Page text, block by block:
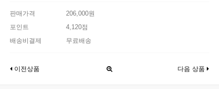
판매가격
206,000원
포인트
4,120점
배송비결제
무료배송
이전상품 다음 상품